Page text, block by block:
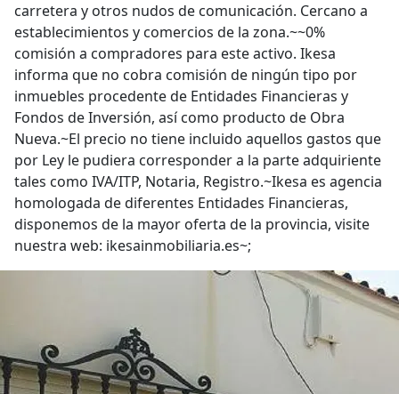
carretera y otros nudos de comunicación. Cercano a
establecimientos y comercios de la zona.~~0%
comisión a compradores para este activo. Ikesa
informa que no cobra comisión de ningún tipo por
inmuebles procedente de Entidades Financieras y
Fondos de Inversión, así como producto de Obra
Nueva.~El precio no tiene incluido aquellos gastos que
por Ley le pudiera corresponder a la parte adquiriente
tales como IVA/ITP, Notaria, Registro.~Ikesa es agencia
homologada de diferentes Entidades Financieras,
disponemos de la mayor oferta de la provincia, visite
nuestra web: ikesainmobiliaria.es~;